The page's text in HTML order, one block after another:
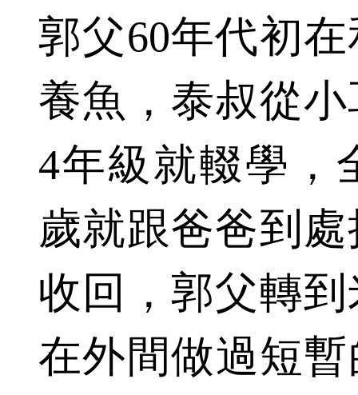
郭父60年代初
養魚，泰叔從
4年級就輟學，
歲就跟爸爸到
收回，郭父轉
在外間做過短